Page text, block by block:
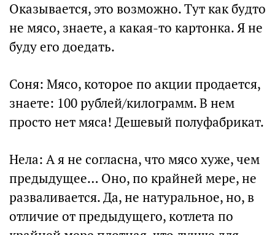
Оказывается, это возможно. Тут как будто
не мясо, знаете, а какая-то картонка. Я не
буду его доедать.
Соня: Мясо, которое по акции продается,
знаете: 100 рублей/килограмм. В нем
просто нет мяса! Дешевый полуфабрикат.
Нела: А я не согласна, что мясо хуже, чем
предыдущее… Оно, по крайней мере, не
разваливается. Да, не натуральное, но, в
отличие от предыдущего, котлета по